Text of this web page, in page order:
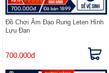
Đồ Chơi Âm Đạo Rung Leten Hình
Lựu Đạn
700.000đ